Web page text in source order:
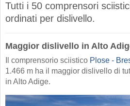
Tutti i 50 comprensori
ordinati per dislivello.
Maggior dislivello in Alto
Il comprensorio sciistico Plose -
1.466 m ha il maggior dislivello di
in Alto Adige.